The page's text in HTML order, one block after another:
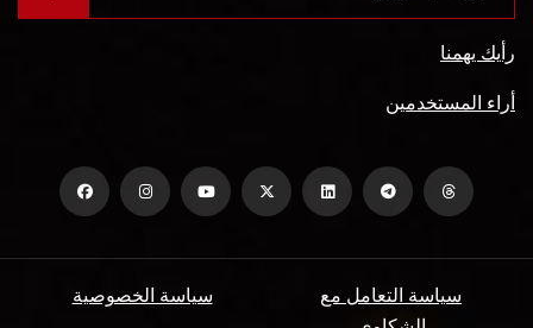
رأيك يهمنا
أراء المستخدمين
سياسة الخصوصية
سياسة التعامل مع